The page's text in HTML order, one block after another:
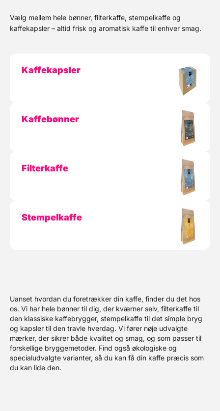
Vælg mellem hele bønner, filterkaffe, stempelkaffe og
kaffekapsler – altid frisk og aromatisk kaffe til enhver smag.
Kaffekapsler
Kaffebønner
Filterkaffe
Stempelkaffe
Uanset hvordan du foretrækker din kaffe, finder du det hos
os. Vi har hele bønner til dig, der kværner selv, filterkaffe til
den klassiske kaffebrygger, stempelkaffe til det simple bryg
og kapsler til den travle hverdag. Vi fører nøje udvalgte
mærker, der sikrer både kvalitet og smag, og som passer til
forskellige bryggemetoder. Find også økologiske og
specialudvalgte varianter, så du kan få din kaffe præcis som
du kan lide den.